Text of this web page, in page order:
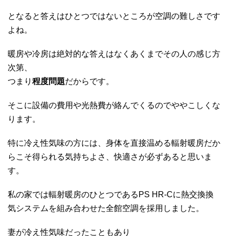
となると答えはひとつではないところが空調の難しさです
よね。
暖房や冷房は絶対的な答えはなくあくまでその人の感じ方
次第、
つまり 程度問題だからです。
そこに設備の費用や光熱費が絡んでくるのでややこしくな
ります。
特に冷え性気味の方には、身体を直接温める輻射暖房だか
らこそ得られる気持ちよさ、快適さが必ずあると思いま
す。
私の家では輻射暖房のひとつであるPS HR-Cに熱交換換
気システムを組み合わせた全館空調を採用しました。
妻が冷え性気味だったこともあり